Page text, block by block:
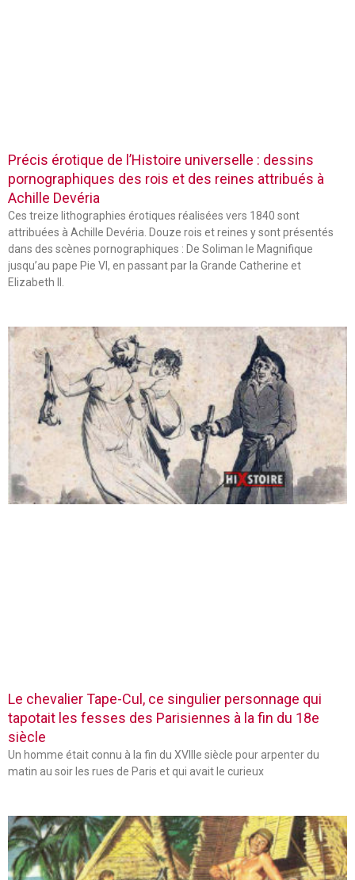
Précis érotique de l’Histoire universelle : dessins
pornographiques des rois et des reines attribués à
Achille Devéria
Ces treize lithographies érotiques réalisées vers 1840 sont
attribuées à Achille Devéria. Douze rois et reines y sont présentés
dans des scènes pornographiques : De Soliman le Magnifique
jusqu’au pape Pie VI, en passant par la Grande Catherine et
Elizabeth II.
Le chevalier Tape-Cul, ce singulier personnage qui
tapotait les fesses des Parisiennes à la fin du 18e
siècle
Un homme était connu à la fin du XVIIIe siècle pour arpenter du
matin au soir les rues de Paris et qui avait le curieux